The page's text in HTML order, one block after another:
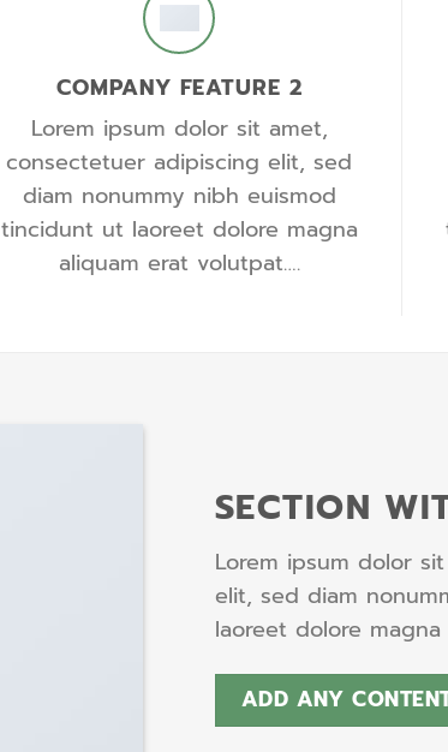
COMPANY FEATURE 2
Lorem ipsum dolor sit amet,
consectetuer adipiscing elit, sed
diam nonummy nibh euismod
tincidunt ut laoreet dolore magna
aliquam erat volutpat….
SECTION
Lorem ipsum dolor
elit, sed diam
laoreet dolore
ADD ANY